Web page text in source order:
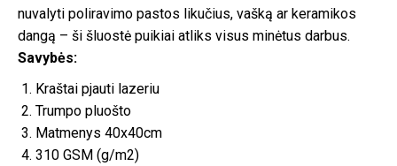
nuvalyti poliravimo pastos likučius, vašką ar keramikos
dangą – ši šluostė puikiai atliks visus minėtus darbus.
Savybės:
Kraštai pjauti lazeriu
Trumpo pluošto
Matmenys 40x40cm
310 GSM (g/m2)